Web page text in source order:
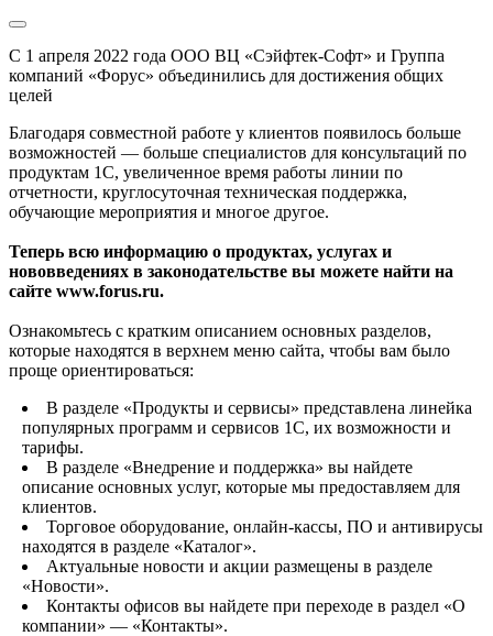
С 1 апреля 2022 года ООО ВЦ «Сэйфтек-Софт» и Группа
компаний «Форус» объединились для достижения общих
целей
Благодаря совместной работе у клиентов появилось больше
возможностей — больше специалистов для консультаций по
продуктам 1С, увеличенное время работы линии по
отчетности, круглосуточная техническая поддержка,
обучающие мероприятия и многое другое.
Теперь всю информацию о продуктах, услугах и
нововведениях в законодательстве вы можете найти на
сайте www.forus.ru.
Ознакомьтесь с кратким описанием основных разделов,
которые находятся в верхнем меню сайта, чтобы вам было
проще ориентироваться:
В разделе «Продукты и сервисы» представлена линейка
популярных программ и сервисов 1С, их возможности и
тарифы.
В разделе «Внедрение и поддержка» вы найдете
описание основных услуг, которые мы предоставляем для
клиентов.
Торговое оборудование, онлайн-кассы, ПО и антивирусы
находятся в разделе «Каталог».
Актуальные новости и акции размещены в разделе
«Новости».
Контакты офисов вы найдете при переходе в раздел «О
компании» — «Контакты».